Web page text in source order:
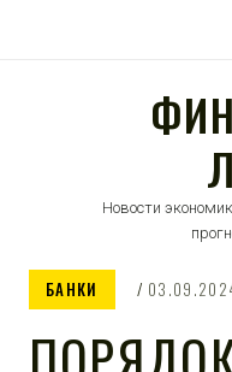
Новости
БАНКИ